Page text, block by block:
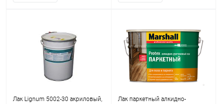
Лак Lignum 5002-30 акриловый,
Лак паркетный алкидно-